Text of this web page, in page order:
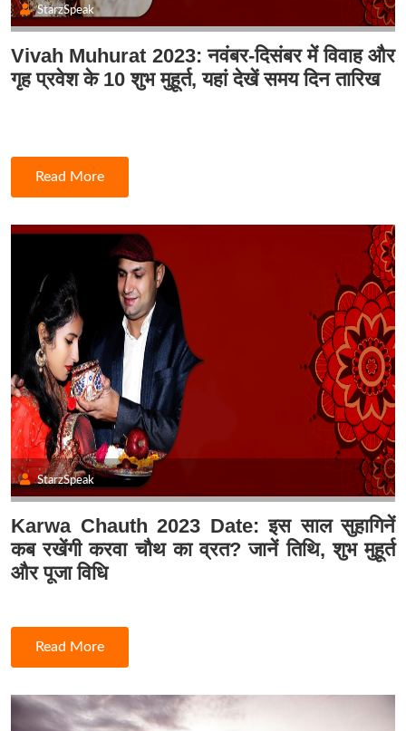
StarzSpeak
Vivah Muhurat 2023: नवंबर-दिसंबर में विवाह और
गृह प्रवेश के 10 शुभ मुहूर्त, यहां देखें समय दिन तारिख
Read More
StarzSpeak
Karwa Chauth 2023 Date: इस साल सुहागिनें
कब रखेंगी करवा चौथ का व्रत? जानें तिथि, शुभ मुहूर्त
और पूजा विधि
Read More